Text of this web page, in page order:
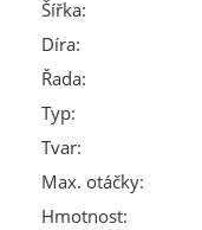
Šířka:
Díra:
Řada:
Typ:
Tvar:
Max. otáčky:
Hmotnost: